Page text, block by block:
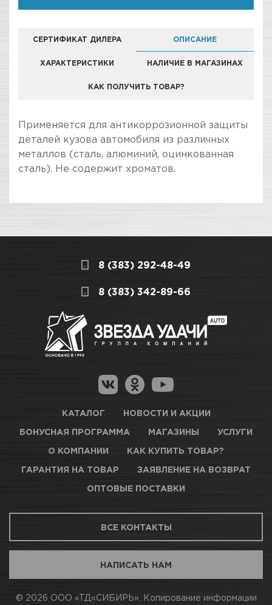
СЕРТИФИКАТ ДИЛЕРА ОПИСАНИЕ
ХАРАКТЕРИСТИКИ НАЛИЧИЕ В МАГАЗИНАХ
КАК ПОЛУЧИТЬ ТОВАР?
КОМПАНИЯ "ЗВЕЗДА УДАЧИ" ЯВЛЯЕТСЯ
ОФИЦИАЛЬНЫМ ДИЛЕРОМ БРЕНДА DÜR
Применяется для антикоррозионной защиты
деталей кузова автомобиля из различных
металлов (сталь, алюминий, оцинкованная
сталь). Не содержит хроматов.
Образует на
поверхностях полимерный
химической инертностью
Вес / Размер / Объем 1 л
Условия нанесения
Оптимальная температура
+ 20С. Минимальная
температура +15С.
не более 75%.
Жизнеспособность 8 часов при +20С
нанесения
СКЛАДСКОЙ КОМПЛЕКС
Много
Новосибирск, Петухова, 27/3
КАРТА ПРОЕЗДА И КОНТАКТЫ
Новосибирск, Богдана Хмельницкого, 1/1
АВТОПАРК Н54
получение товара максимально комфортными,
поэтому подготовили для Вас самую
Как купить товар?
Гарантия на товар
Магазины для получения товара
Оптовые поставки
8 (383) 292-48-49
8 (383) 342-89-66
КАТАЛОГ НОВОСТИ И АКЦИИ
БОНУСНАЯ ПРОГРАММА МАГАЗИНЫ УСЛУГИ
О КОМПАНИИ КАК КУПИТЬ ТОВАР?
ГАРАНТИЯ НА ТОВАР ЗАЯВЛЕНИЕ НА ВОЗВРАТ
ОПТОВЫЕ ПОСТАВКИ
ВСЕ КОНТАКТЫ
НАПИСАТЬ НАМ
© 2026 ООО «ТД«СИБИРЬ». Копирование информации